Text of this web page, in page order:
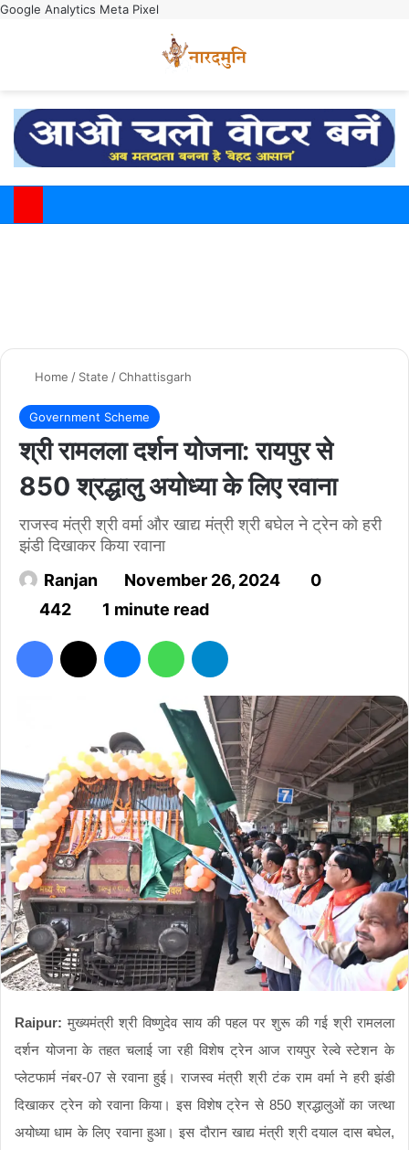
Google Analytics Meta Pixel
Home / State /Chhattisgarh
Government Scheme
श्री रामलला दर्शन योजना: रायपुर से
850 श्रद्धालु अयोध्या के लिए रवाना
राजस्व मंत्री श्री वर्मा और खाद्य मंत्री श्री बघेल ने ट्रेन को हरी
झंडी दिखाकर किया रवाना
Ranjan
November 26, 2024
0
442
1 minute read
Raipur: मुख्यमंत्री श्री विष्णुदेव साय की पहल पर शुरू की गई श्री रामलला
दर्शन योजना के तहत चलाई जा रही विशेष ट्रेन आज रायपुर रेल्वे स्टेशन के
प्लेटफार्म नंबर-07 से रवाना हुई। राजस्व मंत्री श्री टंक राम वर्मा ने हरी झंडी
दिखाकर ट्रेन को रवाना किया। इस विशेष ट्रेन से 850 श्रद्धालुओं का जत्था
अयोध्या धाम के लिए रवाना हुआ। इस दौरान खाद्य मंत्री श्री दयाल दास बघेल,